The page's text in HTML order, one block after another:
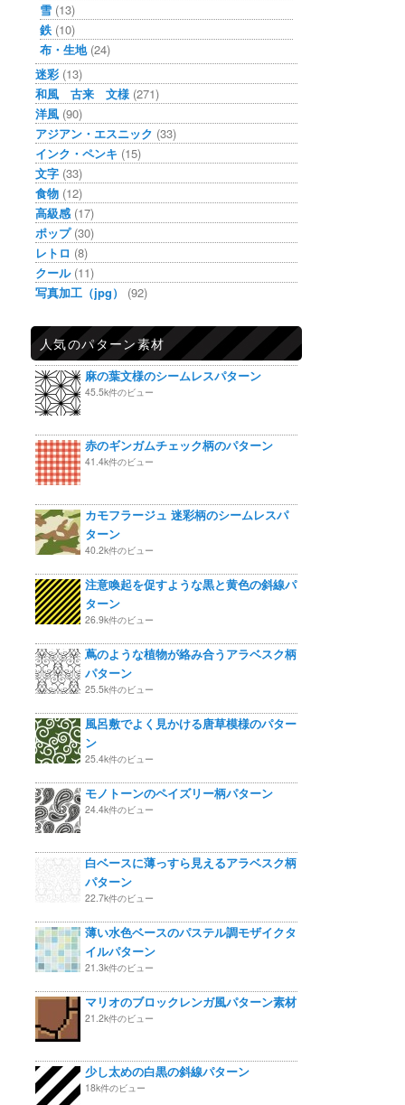
雪 (13)
鉄 (10)
布・生地(24)
迷彩 (13)
和風 古来 文様 (271)
洋風 (90)
アジアン・エスニック (33)
インク・ペンキ (15)
文字 (33)
食物 (12)
高級感 (17)
ポップ(30)
レトロ (8)
クール(11)
写真加工（jpg）
(92)
人気のパターン素材
麻の葉文様のシームレスパターン
45.5k件のビュー
赤のギンガムチェック柄のパターン
41.4k件のビュー
カモフラージュ 迷彩柄のシームレスパ
ターン
40.2k件のビュー
注意喚起を促すような黒と黄色の斜線パ
ターン
26.9k件のビュー
蔦のような植物が絡み合うアラベスク柄
パターン
25.5k件のビュー
風呂敷でよく見かける唐草模様のパター
ン
25.4k件のビュー
モノトーンのペイズリー柄パターン
24.4k件のビュー
白ベースに薄っすら見えるアラベスク柄
パターン
22.7k件のビュー
薄い水色ベースのパステル調モザイクタ
イルパターン
21.3k件のビュー
マリオのブロックレンガ風パターン素材
21.2k件のビュー
少し太めの白黒の斜線パターン
18k件のビュー